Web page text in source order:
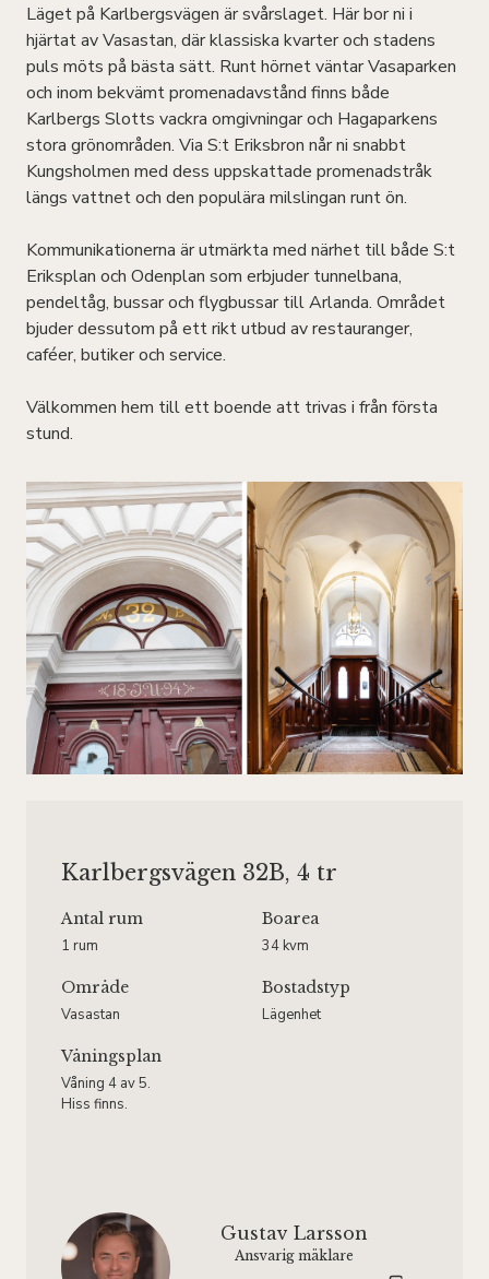
Läget på Karlbergsvägen är svårslaget. Här bor ni i
hjärtat av Vasastan, där klassiska kvarter och stadens
puls möts på bästa sätt. Runt hörnet väntar Vasaparken
och inom bekvämt promenadavstånd finns både
Karlbergs Slotts vackra omgivningar och Hagaparkens
stora grönområden. Via S:t Eriksbron når ni snabbt
Kungsholmen med dess uppskattade promenadstråk
längs vattnet och den populära milslingan runt ön.
Kommunikationerna är utmärkta med närhet till både S:t
Eriksplan och Odenplan som erbjuder tunnelbana,
pendeltåg, bussar och flygbussar till Arlanda. Området
bjuder dessutom på ett rikt utbud av restauranger,
caféer, butiker och service.
Välkommen hem till ett boende att trivas i från första
stund.
Karlbergsvägen 32B, 4 tr
Antal rum
1 rum
Boarea
34 kvm
Område
Vasastan
Bostadstyp
Lägenhet
Våningsplan
Våning 4 av 5.
Hiss finns.
Gustav Larsson
Ansvarig mäklare